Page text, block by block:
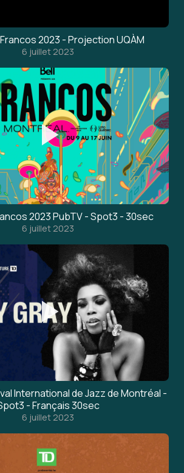
2023 - Projection UQÀM
6 juillet 2023
2023 PubTV - Spot3 - 30sec
6 juillet 2023
International de Jazz de Montréal -
- Français 30sec
6 juillet 2023